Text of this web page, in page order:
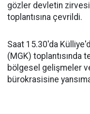
gözler devletin
toplantısına çevrildi.
Saat 15.30'da
(MGK) toplantısında
bölgesel gelişmeler
bürokrasisine